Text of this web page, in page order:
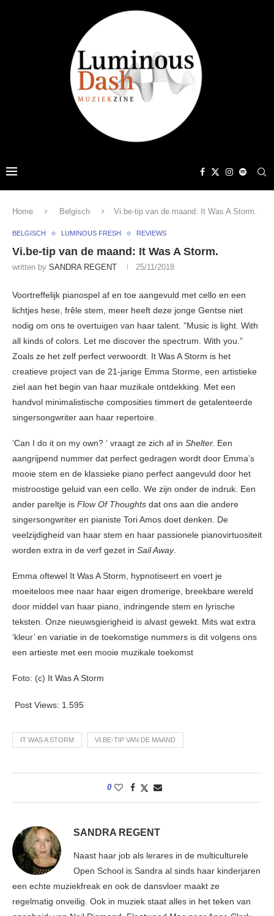
Home Belgisch Vi.be-tip van de maand: It Was A Storm .
BELGISCH LUMINOUS FRESH REVIEWS
Vi.be-tip van de maand: It Was A Storm .
written by SANDRA REGENT 25/11/2018
Voortreffelijk pianospel af en toe aangevuld met cello en een
lichtjes hese, frêle stem, meer heeft deze jonge Gentse niet
nodig om ons te overtuigen van haar talent. ”Music is light. With
all kinds of colors. Let me discover the spectrum. With you.”
Zoals ze het zelf perfect verwoordt. It Was A Storm is het
creatieve project van de 21-jarige Emma Storme, een artistieke
ziel aan het begin van haar muzikale ontdekking. Met een
handvol minimalistische composities timmert de getalenteerde
singersongwriter aan haar repertoire.
‘Can I do it on my own? ‘ vraagt ze zich af in Shelter. Een
aangrijpend nummer dat perfect gedragen wordt door Emma’s
mooie stem en de klassieke piano perfect aangevuld door het
mistroostige geluid van een cello. We zijn onder de indruk. Een
ander pareltje is Flow Of Thoughts dat ons aan die andere
singersongwriter en pianiste Tori Amos doet denken. De
veelzijdigheid van haar stem en haar passionele pianovirtuositeit
worden extra in de verf gezet in Sail Away.
Emma oftewel It Was A Storm, hypnotiseert en voert je
moeiteloos mee naar haar eigen dromerige, breekbare wereld
door middel van haar piano, indringende stem en lyrische
teksten. Onze nieuwsgierigheid is alvast gewekt. Mits wat extra
‘kleur’ en variatie in de toekomstige nummers is dit volgens ons
een artieste met een mooie muzikale toekomst
Foto: (c) It Was A Storm
Post Views: 1.595
IT WAS A STORM VI.BE-TIP VAN DE MAAND
0
SANDRA REGENT
Naast haar job als lerares in de multiculturele
Open School is Sandra al sinds haar kinderjaren
een echte muziekfreak en ook de dansvloer maakt ze
regelmatig onveilig. Ook in muziek staat alles in het teken van